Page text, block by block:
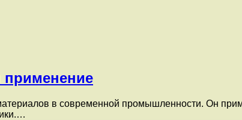
применение
в современной промышленности. Он